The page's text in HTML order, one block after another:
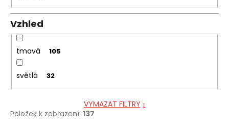
Vzhled
tmavá 105
světlá 32
VYMAZAT FILTRY
Položek k zobrazení: 137